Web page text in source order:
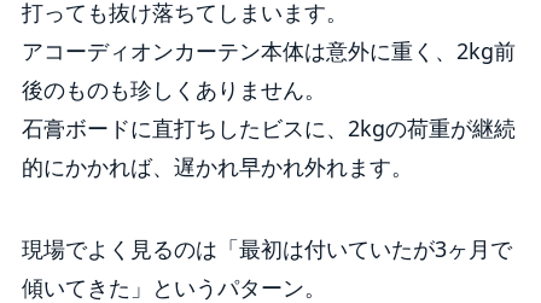
打っても抜け落ちてしまいます。
アコーディオンカーテン本体は意外に重く、2kg前
後のものも珍しくありません。
石膏ボードに直打ちしたビスに、2kgの荷重が継続
的にかかれば、遅かれ早かれ外れます。
現場でよく見るのは「最初は付いていたが3ヶ月で
傾いてきた」というパターン。